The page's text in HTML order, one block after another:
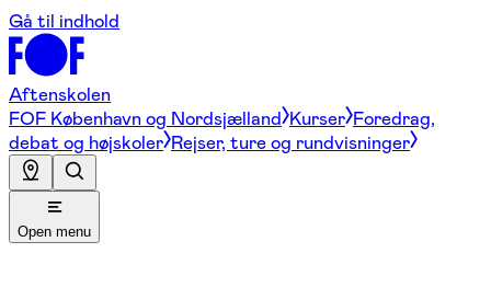
Gå til indhold
Aftenskolen
FOF København og Nordsjælland Kurser Foredrag,
debat og højskoler Rejser, ture og rundvisninger
Open menu